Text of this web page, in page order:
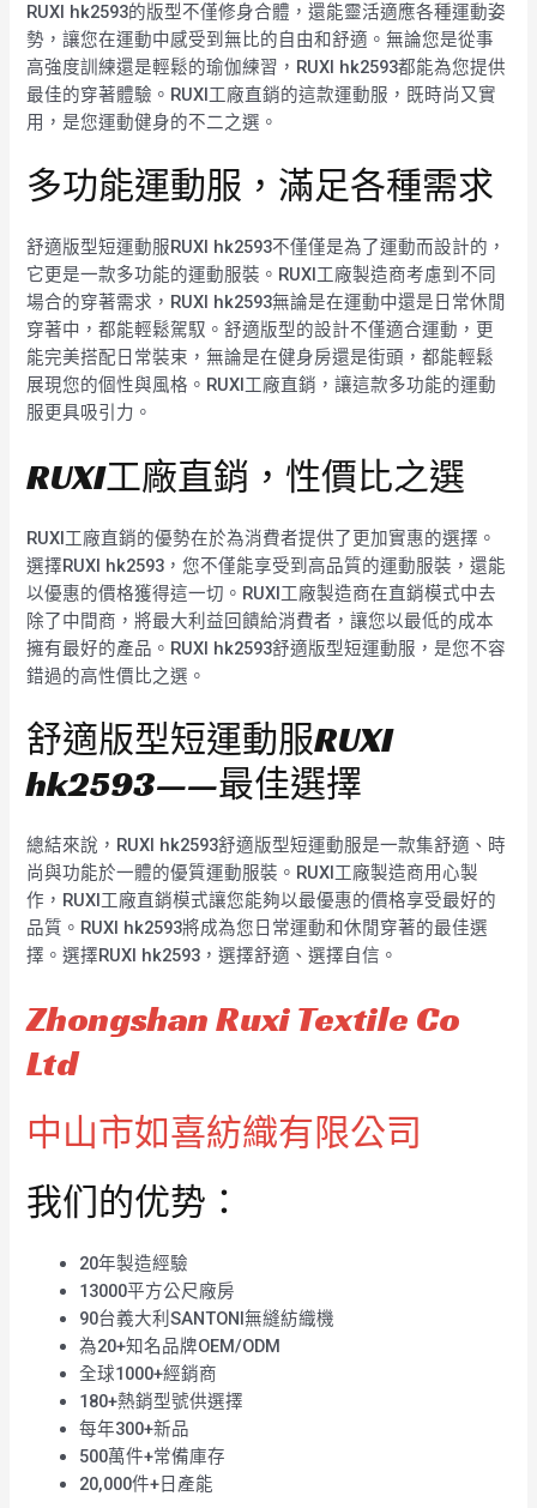
RUXI hk2593的版型不僅修身合體，還能靈活適應各種運動姿
勢，讓您在運動中感受到無比的自由和舒適。無論您是從事
高強度訓練還是輕鬆的瑜伽練習，RUXI hk2593都能為您提供
最佳的穿著體驗。RUXI工廠直銷的這款運動服，既時尚又實
用，是您運動健身的不二之選。
多功能運動服，滿足各種需求
舒適版型短運動服RUXI hk2593不僅僅是為了運動而設計的，
它更是一款多功能的運動服裝。RUXI工廠製造商考慮到不同
場合的穿著需求，RUXI hk2593無論是在運動中還是日常休閒
穿著中，都能輕鬆駕馭。舒適版型的設計不僅適合運動，更
能完美搭配日常裝束，無論是在健身房還是街頭，都能輕鬆
展現您的個性與風格。RUXI工廠直銷，讓這款多功能的運動
服更具吸引力。
RUXI工廠直銷，性價比之選
RUXI工廠直銷的優勢在於為消費者提供了更加實惠的選擇。
選擇RUXI hk2593，您不僅能享受到高品質的運動服裝，還能
以優惠的價格獲得這一切。RUXI工廠製造商在直銷模式中去
除了中間商，將最大利益回饋給消費者，讓您以最低的成本
擁有最好的產品。RUXI hk2593舒適版型短運動服，是您不容
錯過的高性價比之選。
舒適版型短運動服RUXI
hk2593——最佳選擇
總結來說，RUXI hk2593舒適版型短運動服是一款集舒適、時
尚與功能於一體的優質運動服裝。RUXI工廠製造商用心製
作，RUXI工廠直銷模式讓您能夠以最優惠的價格享受最好的
品質。RUXI hk2593將成為您日常運動和休閒穿著的最佳選
擇。選擇RUXI hk2593，選擇舒適、選擇自信。
Zhongshan Ruxi Textile Co
Ltd
中山市如喜紡織有限公司
我们的优势：
20年製造經驗
13000平方公尺廠房
90台義大利SANTONI無縫紡織機
為20+知名品牌OEM/ODM
全球1000+經銷商
180+熱銷型號供選擇
每年300+新品
500萬件+常備庫存
20,000件+日產能